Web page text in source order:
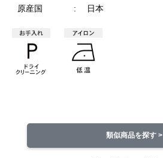
原産国 日本
類似商品を探す >